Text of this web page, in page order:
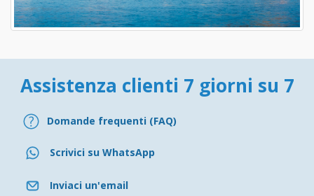
Assistenza clienti 7 giorni su 7
Domande frequenti (FAQ)
Scrivici su WhatsApp
Inviaci un'email